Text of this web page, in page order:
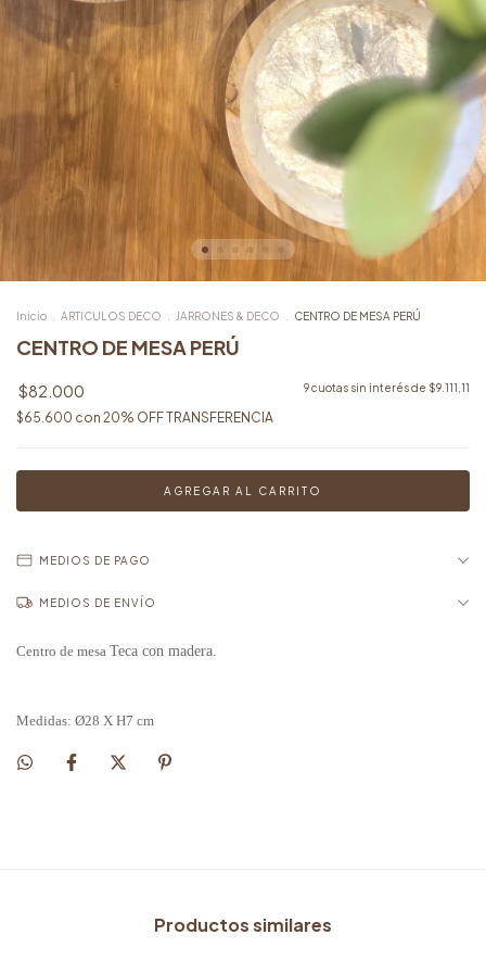
Inicio . ARTICULOS DECO . JARRONES & DECO . CENTRO DE MESA PERÚ
CENTRO DE MESA PERÚ
$82.000 9cuotas sin interés de $9.111,11
$65.600 con 20% OFF TRANSFERENCIA
MEDIOS DE PAGO
MEDIOS DE ENVÍO
Centro de mesa Teca con madera.
Medidas: Ø28 X H7 cm
Productos similares